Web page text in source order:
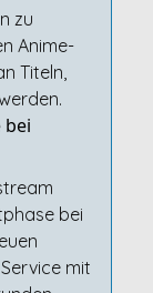
zu
Anime-
Titeln,
bei
bei
mit